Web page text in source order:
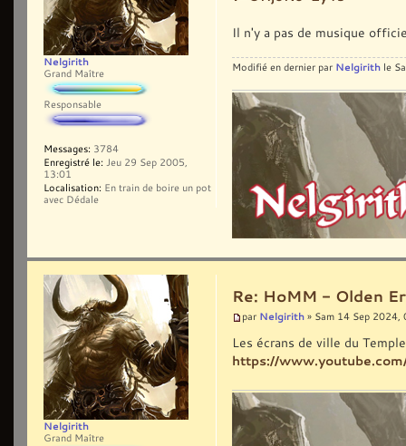
Il n'y a pas de musique
Modifié en dernier par Nelgirith le
Nelgirith
Grand Maître
Responsable
Messages: 3784
Enregistré le: Jeu 29 Sep 2005,
13:01
Localisation: En train de boire un pot
avec Dédale
Re: HoMM - Olden
par Nelgirith » Sam 14 Sep 2024,
Les écrans de ville du
https://
Nelgirith
Grand Maître